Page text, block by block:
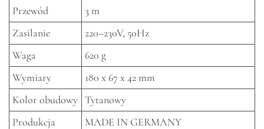
Przewód
3 m
Zasilanie
220–230V, 50Hz
Waga
620 g
Wymiary
180 x 67 x 42 mm
Kolor obudowy Tytanowy
Produkcja
MADE IN GERMANY